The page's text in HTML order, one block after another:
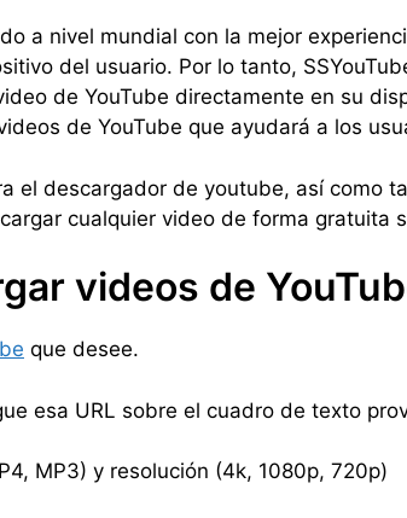
a nivel mundial con la mejor
del usuario. Por lo tanto,
de YouTube directamente en su
de YouTube que ayudará a los
el descargador de youtube, así como
cualquier video de forma gratuita
videos de
que desee.
esa URL sobre el cuadro de texto
MP3) y resolución (4k, 1080p, 720p)